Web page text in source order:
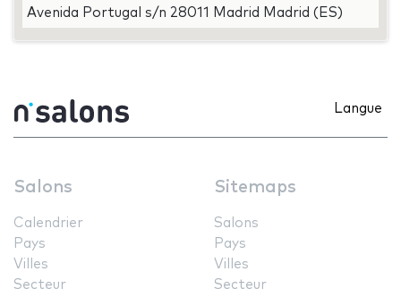
Avenida Portugal s/n 28011 Madrid Madrid (ES)
Langue
Salons
Calendrier
Pays
Villes
Secteur
Sitemaps
Salons
Pays
Villes
Secteur